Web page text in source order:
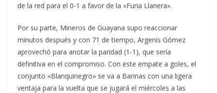
de la red para el 0-1 a favor de la «Furia Llanera».
Por su parte, Mineros de Guayana supo reaccionar
minutos después y con 71 de tiempo, Argenis Gómez
aprovechó para anotar la paridad (1-1), que sería
definitiva en el compromiso. Con este empate a goles, el
conjunto «Blanquinegro» se va a Barinas con una ligera
ventaja para la vuelta que se jugará el miércoles a las